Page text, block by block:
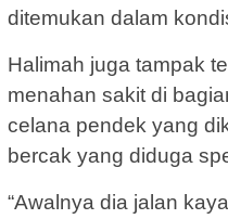
ditemukan dalam
Halimah juga tampak
menahan sakit di
celana pendek yang
bercak yang diduga
“Awalnya dia jalan